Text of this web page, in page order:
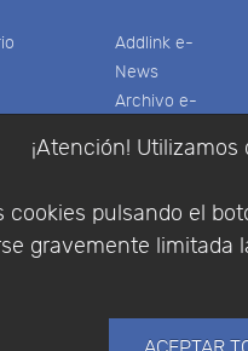
¡Atención!
cookies pulsando el
gravemente limitada
Addlink e-
News
Archivo e-
Software
Multifisica.com
Síganos